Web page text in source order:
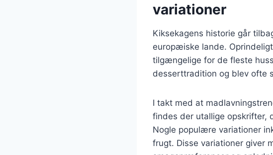
variationer
Kiksekagens historie går
europæiske lande.
tilgængelige for de fleste
desserttradition og blev ofte
I takt med at
findes der utallige opskrifter,
Nogle populære variationer
frugt. Disse variationer giver